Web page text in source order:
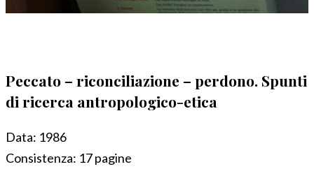
Peccato – riconciliazione – perdono. Spunti
di ricerca antropologico-etica
Data: 1986
Consistenza: 17 pagine